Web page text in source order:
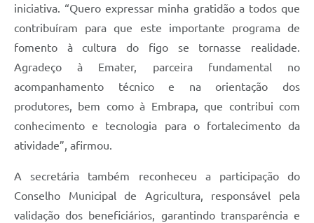
iniciativa. “Quero expressar minha gratidão a todos que
contribuíram para que este importante programa de
fomento à cultura do figo se tornasse realidade.
Agradeço à Emater, parceira fundamental no
acompanhamento técnico e na orientação dos
produtores, bem como à Embrapa, que contribui com
conhecimento e tecnologia para o fortalecimento da
atividade”, afirmou.
A secretária também reconheceu a participação do
Conselho Municipal de Agricultura, responsável pela
validação dos beneficiários, garantindo transparência e